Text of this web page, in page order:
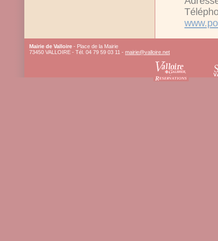
Mairie de Valloire - Place de la Mairie
73450 VALLOIRE - Tél. 04 79 59 03 11 - mairie@valloire.net